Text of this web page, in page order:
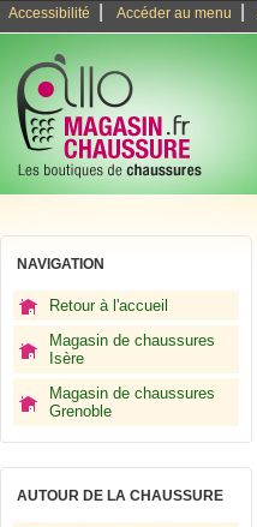
Accessibilité Accéder au menu
NAVIGATION
Retour à l'accueil
Magasin de chaussures
Isère
Magasin de chaussures
Grenoble
AUTOUR DE LA CHAUSSURE